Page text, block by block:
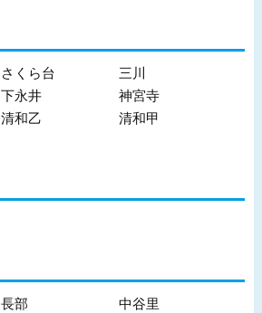
さくら台
三川
下永井
神宮寺
清和乙
清和甲
長部
中谷里